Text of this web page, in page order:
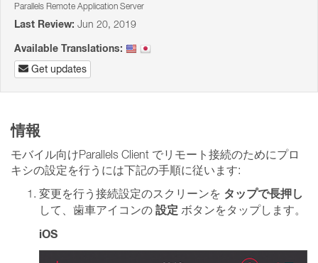
Parallels Remote Application Server
Last Review: Jun 20, 2019
Available Translations:
Get updates
情報
モバイル向けParallels Client でリモート接続のためにプロ
キシの設定を行うには下記の手順に従います:
変更を行う接続設定のスクリーンを タップで長押し
して、歯車アイコンの 設定 ボタンをタップします。
iOS